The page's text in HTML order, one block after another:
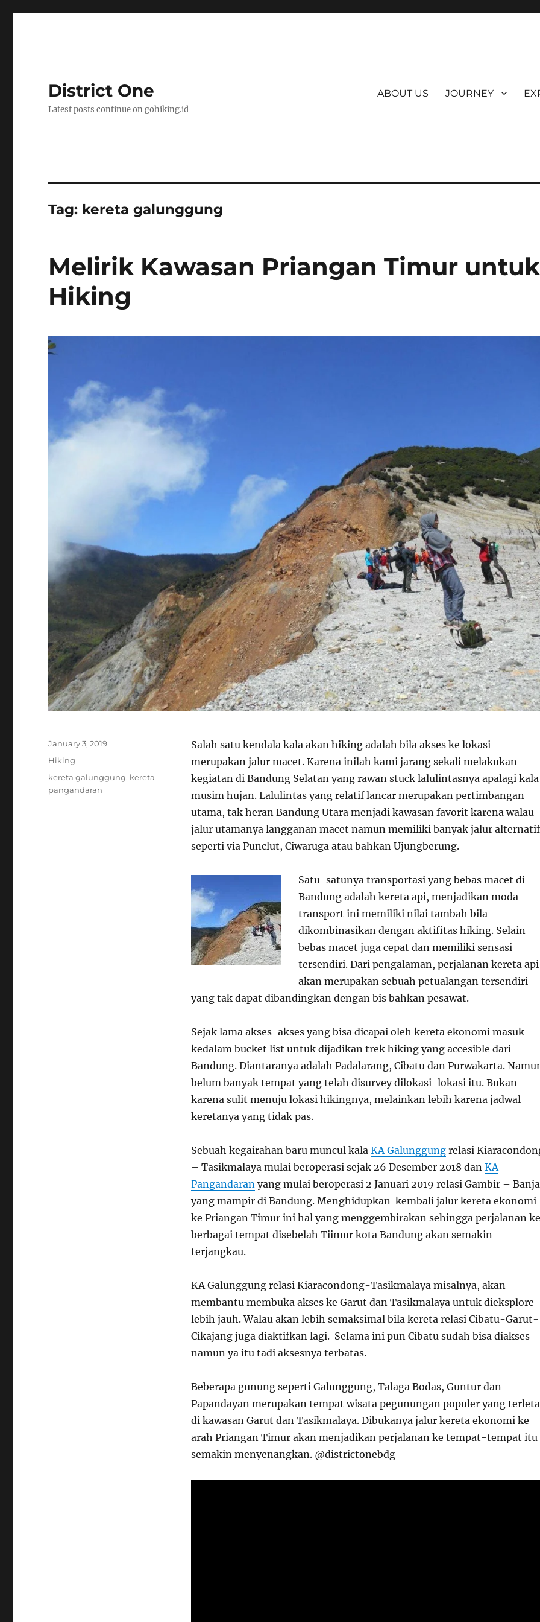
District One
Latest posts continue on gohiking.id
ABOUT US JOURNEY
Tag: kereta galunggung
Melirik Kawasan Priangan Timur untuk
Hiking
Salah satu kendala kala akan hiking adalah bila akses ke lokasi
merupakan jalur macet. Karena inilah kami jarang sekali melakukan
kegiatan di Bandung Selatan yang rawan stuck lalulintasnya apalagi kala
musim hujan. Lalulintas yang relatif lancar merupakan pertimbangan
utama, tak heran Bandung Utara menjadi kawasan favorit karena walau
jalur utamanya langganan macet namun memiliki banyak jalur alternatif
seperti via Punclut, Ciwaruga atau bahkan Ujungberung.
Satu-satunya transportasi yang bebas macet di
Bandung adalah kereta api, menjadikan moda
transport ini memiliki nilai tambah bila
dikombinasikan dengan aktifitas hiking. Selain
bebas macet juga cepat dan memiliki sensasi
tersendiri. Dari pengalaman, perjalanan kereta api
akan merupakan sebuah petualangan tersendiri
yang tak dapat dibandingkan dengan bis bahkan pesawat.
Sejak lama akses-akses yang bisa dicapai oleh kereta ekonomi masuk
kedalam bucket list untuk dijadikan trek hiking yang accesible dari
Bandung. Diantaranya adalah Padalarang, Cibatu dan Purwakarta.
belum banyak tempat yang telah disurvey dilokasi-lokasi itu. Bukan
karena sulit menuju lokasi hikingnya, melainkan lebih karena jadwal
keretanya yang tidak pas.
Sebuah kegairahan baru muncul kala KA Galunggungrelasi
– Tasikmalaya mulai beroperasi sejak 26 Desember 2018 dan KA
Pangandaranyang mulai beroperasi 2 Januari 2019 relasi Gambir –
yang mampir di Bandung. Menghidupkan kembali jalur kereta ekonomi
ke Priangan Timur ini hal yang menggembirakan sehingga perjalanan ke
berbagai tempat disebelah Tiimur kota Bandung akan semakin
terjangkau.
KA Galunggung relasi Kiaracondong-Tasikmalaya misalnya, akan
membantu membuka akses ke Garut dan Tasikmalaya untuk dieksplore
lebih jauh. Walau akan lebih semaksimal bila kereta relasi Cibatu-Garut-
Cikajang juga diaktifkan lagi. Selama ini pun Cibatu sudah bisa diakses
namun ya itu tadi aksesnya terbatas.
Beberapa gunung seperti Galunggung, Talaga Bodas, Guntur dan
Papandayan merupakan tempat wisata pegunungan populer yang
di kawasan Garut dan Tasikmalaya. Dibukanya jalur kereta ekonomi ke
arah Priangan Timur akan menjadikan perjalanan ke tempat-tempat itu
semakin menyenangkan. @districtonebdg
Posted
on
January 3, 2019
Categories
Hiking
Tags
kereta galunggung, kereta
pangandaran